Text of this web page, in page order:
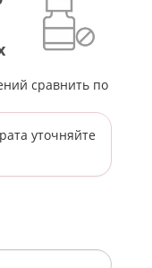
сравнить по
уточняйте